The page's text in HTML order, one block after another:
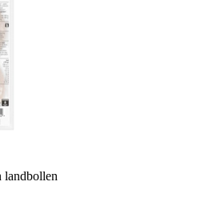
landbollen